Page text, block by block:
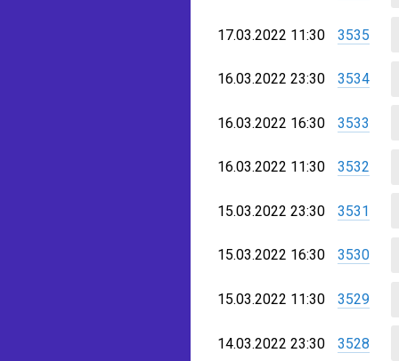
17.03.2022 11:30 3535
16.03.2022 23:30 3534
16.03.2022 16:30 3533
16.03.2022 11:30 3532
15.03.2022 23:30 3531
15.03.2022 16:30 3530
15.03.2022 11:30 3529
14.03.2022 23:30 3528